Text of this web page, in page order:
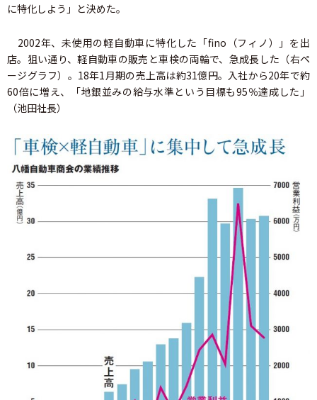
に特化しよう」と決めた。
2002年、未使用の軽自動車に特化した「fino（フィノ）」を出
店。狙い通り、軽自動車の販売と車検の両輪で、急成長した（右ペ
ージグラフ）。18年1月期の売上高は約31億円。入社から20年で約
60倍に増え、「地銀並みの給与水準という目標も95％達成した」
（池田社長）